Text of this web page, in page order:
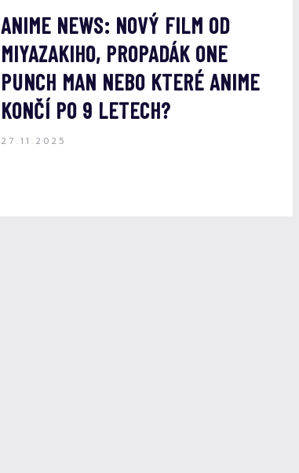
ANIME NEWS: NOVÝ FILM OD
MIYAZAKIHO, PROPADÁK ONE
PUNCH MAN NEBO KTERÉ ANIME
KONČÍ PO 9 LETECH?
27.11.2025